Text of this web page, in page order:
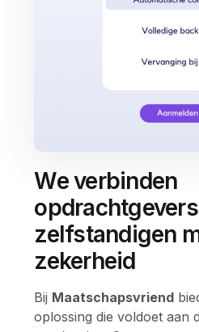
We verbinden
zelfstandigen
zekerheid
Bij Maatschapsvriend
oplossing die voldoet aan